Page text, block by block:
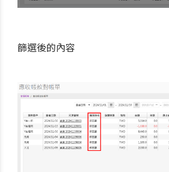
篩選後的內容